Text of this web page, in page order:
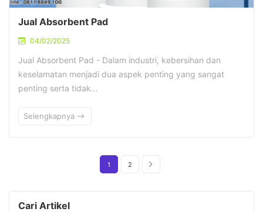
Jual Absorbent Pad
04/02/2025
Jual Absorbent Pad - Dalam industri, kebersihan dan
keselamatan menjadi dua aspek penting yang sangat
penting serta tidak…
Selengkapnya
1 2
Cari Artikel